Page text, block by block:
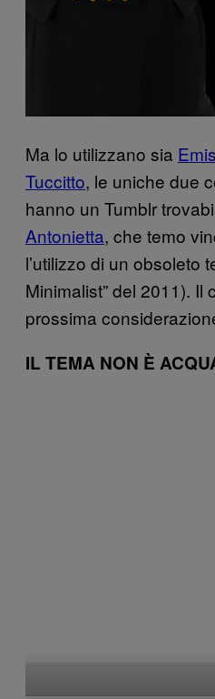
Ma lo utilizzano sia
Tuccitto, le uniche due
hanno un Tumblr
Antonietta, che temo
l’utilizzo di un obsoleto
Minimalist” del 2011). Il
prossima
IL TEMA NON È